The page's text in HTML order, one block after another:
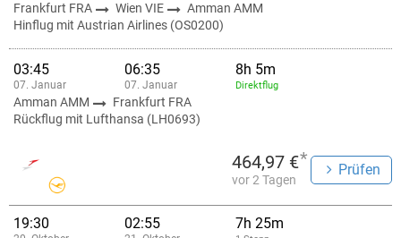
Frankfurt FRA Wien VIE
Amman AMM
Hinflug mit Austrian Airlines (OS0200)
03:45
07. Januar
06:35
07. Januar
8h 5m
Direktflug
Amman AMM
Frankfurt FRA
Rückflug mit Lufthansa (LH0693)
464,97 €*
vor 2 Tagen
Prüfen
19:30 02:55 7h 25m